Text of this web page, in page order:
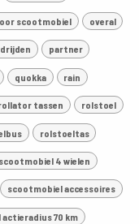
scootmobiel overal
partner
quokka rain
tassen rolstoel
rolstoeltas
scootmobiel 4 wielen
scootmobiel accessoires
70 km